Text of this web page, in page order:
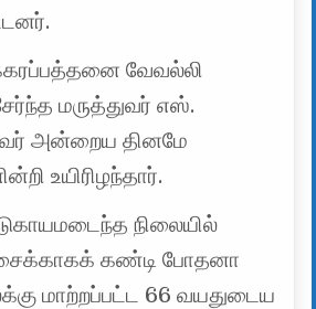
வேவல்லி
மருத்துவர் எஸ்.
அன்றைய தினமே
உயிரிழந்தார்.
நிலையில்
கண்டி போதனா
மாற்றப்பட்ட 66 வயதுடைய